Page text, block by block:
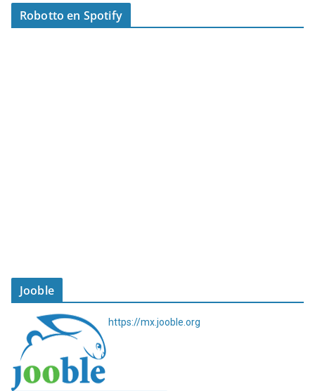
Robotto en Spotify
Jooble
https://mx.jooble.org